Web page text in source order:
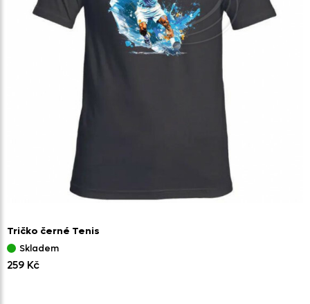
Tričko černé Tenis
Skladem
259 Kč